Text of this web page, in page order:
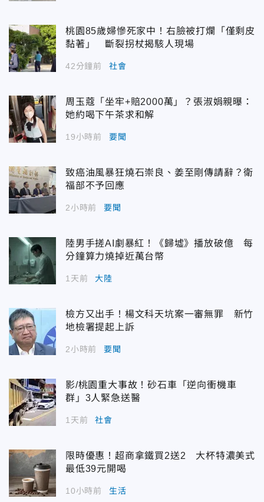
桃園85歲婦慘死家中！右臉被打爛「僅剩皮
黏著」 斷裂拐杖揭駭人現場
42分鐘前 社會
周玉蔻「坐牢+賠2000萬」？張淑娟親曝：
她約喝下午茶求和解
19小時前 要聞
致癌油風暴狂燒石崇良、姜至剛傳請辭？衛
福部不予回應
2小時前 要聞
陸男手搓AI劇暴紅！《歸墟》播放破億 每
分鐘算力燒掉近萬台幣
1天前 大陸
檢方又出手！楊文科天坑案一審無罪 新竹
地檢署提起上訴
2小時前 要聞
影/桃園重大事故！砂石車「逆向衝機車
群」3人緊急送醫
1天前 社會
限時優惠！超商拿鐵買2送2 大杯特濃美式
最低39元開喝
10小時前 生活